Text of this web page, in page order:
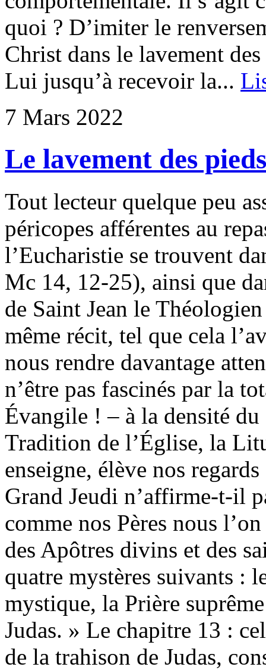
quoi ? D’imiter le
Christ dans le lavement
Lui jusqu’à recevoir la...
7 Mars 2022
Le lavement des
Tout lecteur quelque peu
péricopes afférentes au
l’Eucharistie se trouvent
Mc 14, 12-25), ainsi que
de Saint Jean le
même récit, tel que cela
nous rendre davantage
n’être pas fascinés par la
Évangile ! – à la densité
Tradition de l’Église, la
enseigne, élève nos
Grand Jeudi n’affirme-t-il
comme nos Pères nous
des Apôtres divins et des
quatre mystères suivants :
mystique, la Prière
Judas. » Le chapitre 13 :
de la trahison de Judas,